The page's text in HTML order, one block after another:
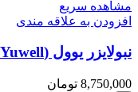
مشاهده سریع
افزودن به علاقه مندی
نبولایزر یوول (Yuwell) مدل 407A
8,750,000 تومان